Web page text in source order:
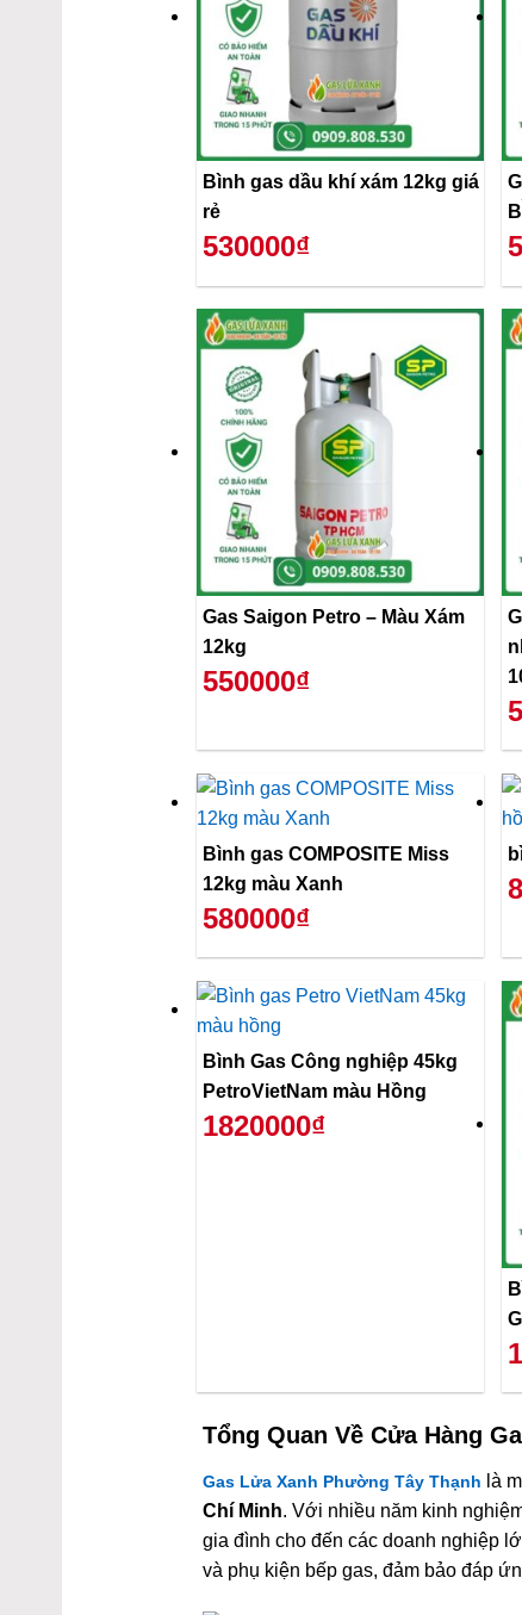
Bình gas dầu khí xám 12kg giá
rẻ
530000₫
Gas Saigon Petro – Màu Xám
12kg
550000₫
Bình gas COMPOSITE Miss
12kg màu Xanh
580000₫
Bình Gas Công nghiệp 45kg
PetroVietNam màu Hồng
1820000₫
Tổng Quan VềCửa Hàng
Gas Lửa Xanh Phường Tây Thạnh là
Chí Minh. Với nhiều năm kinh
gia đình cho đến các doanh nghiệp
và phụ kiện bếp gas, đảm bảo đáp